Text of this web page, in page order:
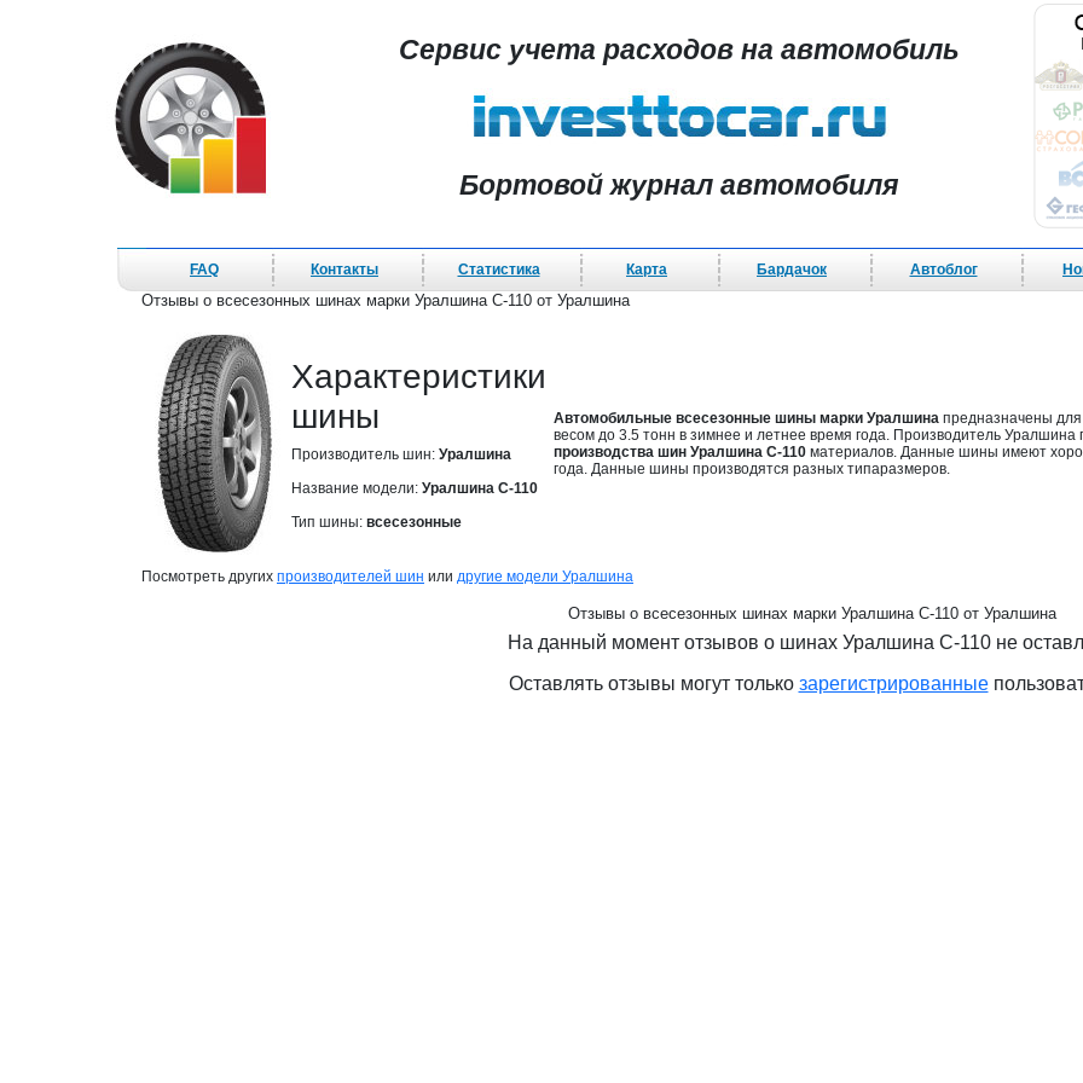
Сервис учета расходов на автомобиль
Бортовой журнал автомобиля
FAQ Контакты Статистика Карта Бардачок Автоблог
Отзывы о всесезонных шинах марки Уралшина С-110 от Уралшина
Характеристики
шины
Производитель шин: Уралшина
Название модели: Уралшина С-110
Тип шины: всесезонные
Автомобильные всесезонные шины марки Уралшина предназначены для
весом до 3.5 тонн в зимнее и летнее время года. Производитель Уралшина
производства шин Уралшина С-110 материалов. Данные шины имеют
года. Данные шины производятся разных типаразмеров.
Посмотреть других производителей шин или другие модели Уралшина
Отзывы о всесезонных шинах марки Уралшина С-110 от Уралшина
На данный момент отзывов о шинах Уралшина С-110 не
Оставлять отзывы могут только зарегистрированные